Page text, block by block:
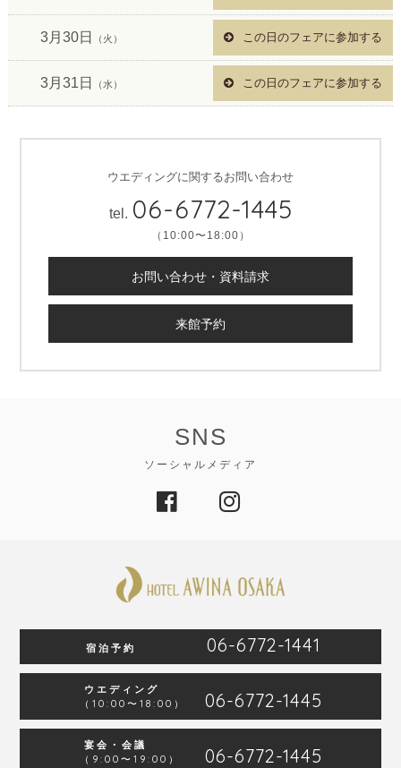
3月30日 （火） この日のフェアに参加する
3月31日 （水） この日のフェアに参加する
ウエディングに関するお問い合わせ
tel. 06-6772-1445
（10:00〜18:00）
お問い合わせ・資料請求
来館予約
SNS
ソーシャルメディア
宿泊予約 06-6772-1441
ウエディング
（10:00〜18:00）
06-6772-1445
宴会・会議
（9:00〜19:00）
06-6772-1445